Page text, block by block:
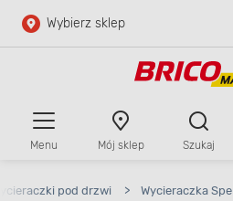
Przejdź do głównej zawartości
Wybierz sklep
Menu Mój sklep Szukaj
pod drzwi > Wycieraczka